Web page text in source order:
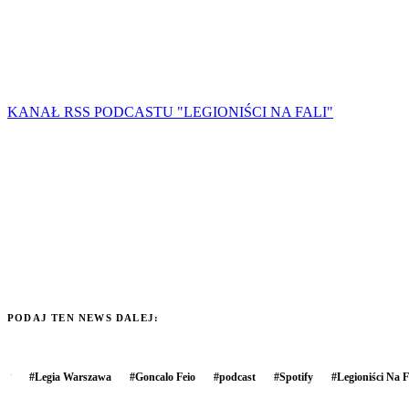
KANAŁ RSS PODCASTU "LEGIONIŚCI NA FALI"
PODAJ TEN NEWS DALEJ:
#Legia Warszawa #Goncalo Feio #podcast #Spotify #Legioniści Na